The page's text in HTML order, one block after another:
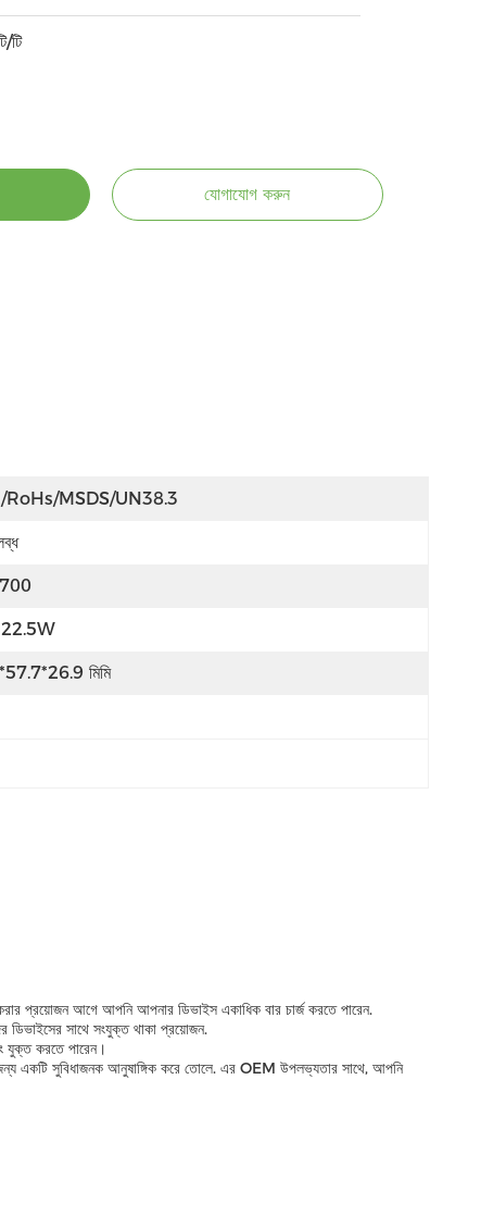
টি
যোগাযোগ করুন
RoHs/MSDS/UN38.3
মিমি
প্রয়োজন আগে আপনি আপনার ডিভাইস একাধিক বার চার্জ করতে পারেন.
ডিভাইসের সাথে সংযুক্ত থাকা প্রয়োজন.
যুক্ত করতে পারেন।
জন্য একটি সুবিধাজনক আনুষাঙ্গিক করে তোলে. এর OEM উপলভ্যতার সাথে, আপনি